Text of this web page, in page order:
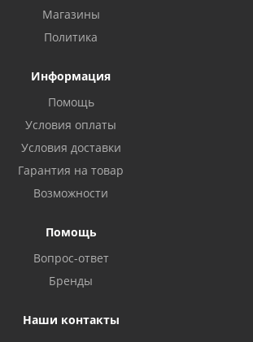
Магазины
Политика
Информация
Помощь
Условия оплаты
Условия доставки
Гарантия на товар
Возможности
Помощь
Вопрос-ответ
Бренды
Наши контакты